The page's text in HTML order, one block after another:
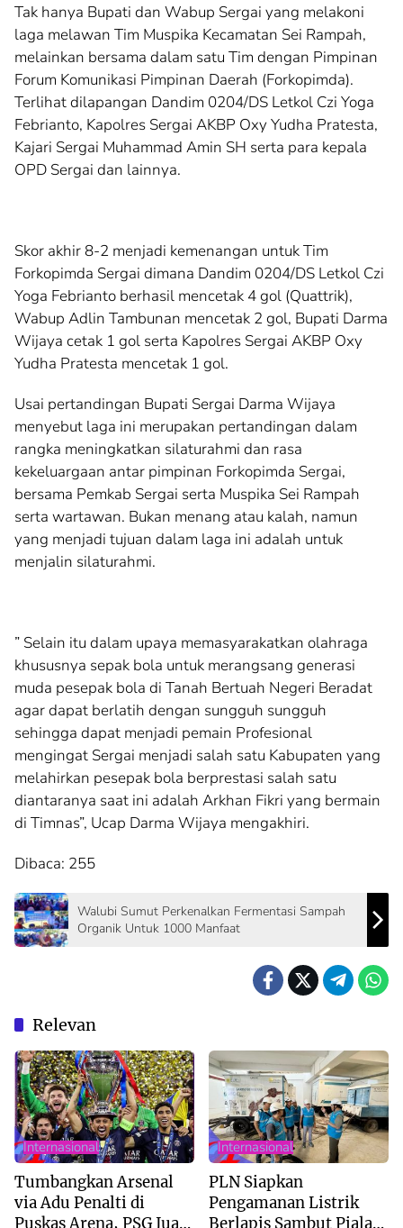
Tak hanya Bupati dan Wabup Sergai yang melakoni
laga melawan Tim Muspika Kecamatan Sei Rampah,
melainkan bersama dalam satu Tim dengan Pimpinan
Forum Komunikasi Pimpinan Daerah (Forkopimda).
Terlihat dilapangan Dandim 0204/DS Letkol Czi Yoga
Febrianto, Kapolres Sergai AKBP Oxy Yudha Pratesta,
Kajari Sergai Muhammad Amin SH serta para kepala
OPD Sergai dan lainnya.
Skor akhir 8-2 menjadi kemenangan untuk Tim
Forkopimda Sergai dimana Dandim 0204/DS Letkol Czi
Yoga Febrianto berhasil mencetak 4 gol (Quattrik),
Wabup Adlin Tambunan mencetak 2 gol, Bupati Darma
Wijaya cetak 1 gol serta Kapolres Sergai AKBP Oxy
Yudha Pratesta mencetak 1 gol.
Usai pertandingan Bupati Sergai Darma Wijaya
menyebut laga ini merupakan pertandingan dalam
rangka meningkatkan silaturahmi dan rasa
kekeluargaan antar pimpinan Forkopimda Sergai,
bersama Pemkab Sergai serta Muspika Sei Rampah
serta wartawan. Bukan menang atau kalah, namun
yang menjadi tujuan dalam laga ini adalah untuk
menjalin silaturahmi.
” Selain itu dalam upaya memasyarakatkan olahraga
khususnya sepak bola untuk merangsang generasi
muda pesepak bola di Tanah Bertuah Negeri Beradat
agar dapat berlatih dengan sungguh sungguh
sehingga dapat menjadi pemain Profesional
mengingat Sergai menjadi salah satu Kabupaten yang
melahirkan pesepak bola berprestasi salah satu
diantaranya saat ini adalah Arkhan Fikri yang bermain
di Timnas”, Ucap Darma Wijaya mengakhiri.
Dibaca: 255
Walubi Sumut Perkenalkan Fermentasi Sampah
Organik Untuk 1000 Manfaat
Relevan
Internasional
Tumbangkan Arsenal
via Adu Penalti di
Puskas Arena, PSG Juara
Internasional
PLN Siapkan
Pengamanan Listrik
Berlapis Sambut Piala